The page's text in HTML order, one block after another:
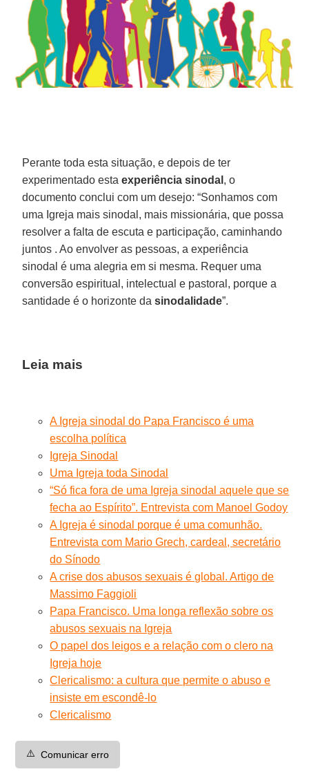
Perante toda esta situação, e depois de ter
experimentado estaexperiência sinodal , o
documento conclui com um desejo: “Sonhamos com
uma Igreja mais sinodal, mais missionária, que possa
resolver a falta de escuta e participação, caminhando
juntos . Ao envolver as pessoas, a experiência
sinodal é uma alegria em si mesma. Requer uma
conversão espiritual, intelectual e pastoral, porque a
santidade é o horizonte dasinodalidade”.
Leia mais
A Igreja sinodal do Papa Francisco é uma
escolha política
Igreja Sinodal
Uma Igreja toda Sinodal
“Só fica fora de uma Igreja sinodal aquele que se
fecha ao Espírito”. Entrevista com Manoel Godoy
A Igreja é sinodal porque é uma comunhão.
Entrevista com Mario Grech, cardeal, secretário
do Sínodo
A crise dos abusos sexuais é global. Artigo de
Massimo Faggioli
Papa Francisco. Uma longa reflexão sobre os
abusos sexuais na Igreja
O papel dos leigos e a relação com o clero na
Igreja hoje
Clericalismo: a cultura que permite o abuso e
insiste em escondê-lo
Clericalismo
⚠️ Comunicar erro